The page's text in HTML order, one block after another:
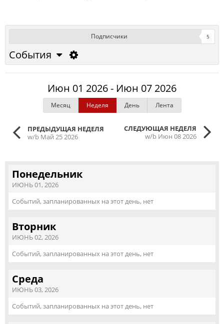
Подписчики 5
События
ПРЕДЫДУЩАЯ НЕДЕЛЯ
w/b Май 25 2026
Июн 01 2026 - Июн 07 2026
Месяц Неделя День Лента
СЛЕДУЮЩАЯ НЕДЕЛЯ
w/b Июн 08 2026
Понедельник
ИЮНЬ 01, 2026
Событий, запланированных на этот день, нет
Вторник
ИЮНЬ 02, 2026
Событий, запланированных на этот день, нет
Среда
ИЮНЬ 03, 2026
Событий, запланированных на этот день, нет